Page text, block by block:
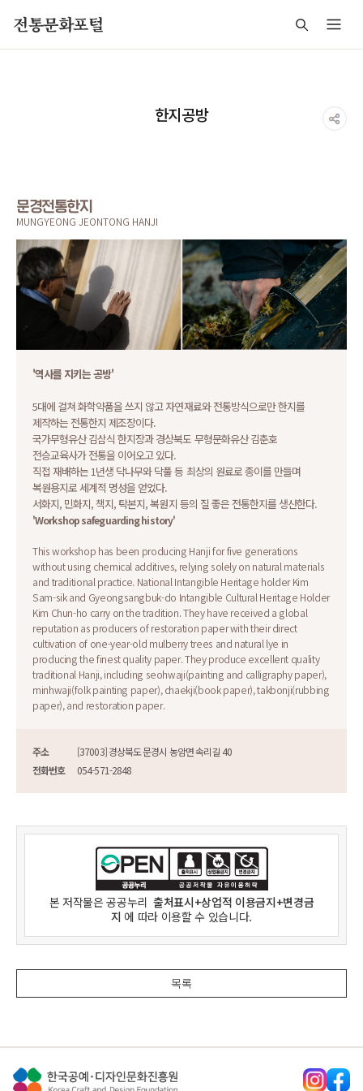
전통문화포털
한지공방
문경전통한지
MUNGYEONG JEONTONG HANJI
'역사를 지키는 공방'
5대에 걸쳐 화학약품을 쓰지 않고 자연재료와 전통방식으로만 한지를
제작하는 전통한지 제조장이다.
국가무형유산 김삼식 한지장과 경상북도 무형문화유산 김춘호
전승교육사가 전통을 이어오고 있다.
직접 재배하는 1년생 닥나무와 닥풀 등 최상의 원료로 종이를 만들며
복원용지로 세계적 명성을 얻었다.
서화지, 민화지, 책지, 탁본지, 복원지 등의 질 좋은 전통한지를 생산한다.
'Workshop safeguarding history'
This workshop has been producing Hanji for five generations
without using chemical additives, relying solely on natural materials
and traditional practice. National Intangible Heritage holder Kim
Sam-sik and Gyeongsangbuk-do Intangible Cultural Heritage Holder
Kim Chun-ho carry on the tradition. They have received a global
reputation as producers of restoration paper with their direct
cultivation of one-year-old mulberry trees and natural lye in
producing the finest quality paper. They produce excellent quality
traditional Hanji, including seohwaji(painting and calligraphy paper),
minhwaji(folk painting paper), chaekji(book paper), takbonji(rubbing
paper), and restoration paper.
주소
[37003] 경상북도 문경시 농암면 속리길 40
전화번호
054-571-2848
본 저작물은공공누리 출처표시+상업적 이용금지+변경금
지 에 따라 이용할 수 있습니다.
목록